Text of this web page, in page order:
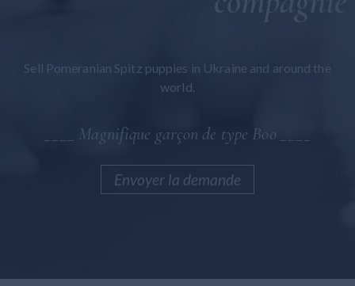
Sell Pomeranian Spitz puppies in Ukraine and around the
world.
____ Magnifique garçon de type Boo ____
Envoyer la demande